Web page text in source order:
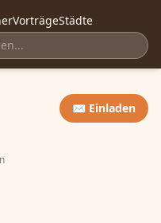
VorträgeStädte
✉️ Einladen